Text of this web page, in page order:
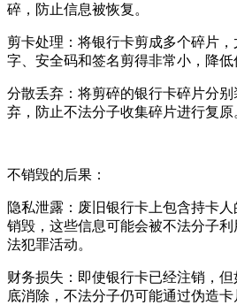
碎，防止信息被恢复。
剪卡处理：将银行卡剪成多个碎片
字、安全码和签名剪得非常小，降低
分散丢弃：将剪碎的银行卡碎片分
弃，防止不法分子收集碎片进行复原
不销毁的后果：
隐私泄露：废旧银行卡上包含持卡
销毁，这些信息可能会被不法分子
法犯罪活动。
财务损失：即使银行卡已经注销，
底消除，不法分子仍可能通过伪造